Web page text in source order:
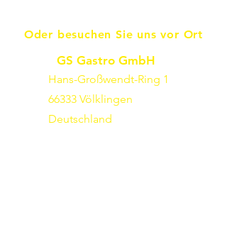
Oder besuchen Sie uns vor Ort
GS Gastro GmbH
Hans-Großwendt-Ring 1
66333 Völklingen
Deutschland